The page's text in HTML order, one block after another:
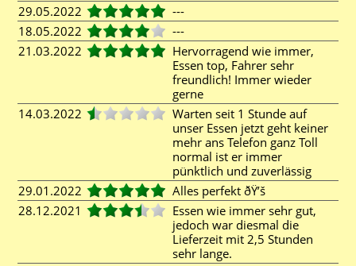
29.05.2022
---
18.05.2022
---
21.03.2022
Hervorragend wie immer,
Essen top, Fahrer sehr
freundlich! Immer wieder
gerne
14.03.2022
Warten seit 1 Stunde auf
unser Essen jetzt geht keiner
mehr ans Telefon ganz Toll
normal ist er immer
pünktlich und zuverlässig
29.01.2022
Alles perfekt ðŸ’š
28.12.2021
Essen wie immer sehr gut,
jedoch war diesmal die
Lieferzeit mit 2,5 Stunden
sehr lange.